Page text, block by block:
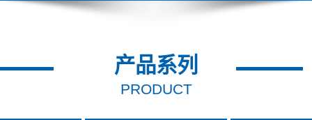
产品系列
PRODUCT